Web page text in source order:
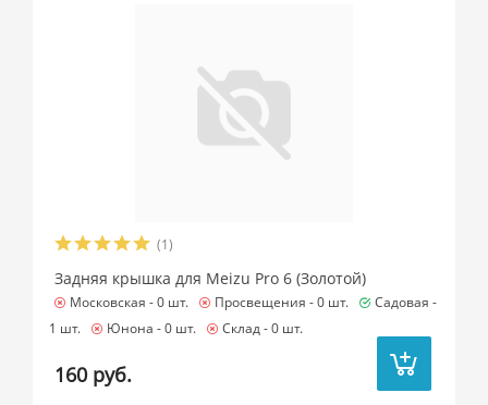
(1)
Задняя крышка для Meizu Pro 6 (Золотой)
Московская -0 шт. Просвещения -0 шт.
Садовая -
1 шт.
Юнона -0 шт. Склад -0 шт.
160 руб.